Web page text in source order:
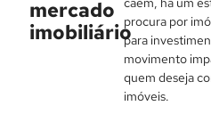
mercado
imobiliárioprocura por
para
movimento
quem deseja
imóveis.